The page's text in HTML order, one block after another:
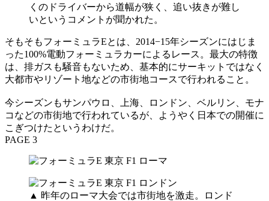
くのドライバーから道幅が狭く、追い抜きが難し
いというコメントが聞かれた。
そもそもフォーミュラEとは、2014−15年シーズンにはじま
った100%電動フォーミュラカーによるレース。最大の特徴
は、排ガスも騒音もないため、基本的にサーキットではなく
大都市やリゾート地などの市街地コースで行われること。
今シーズンもサンパウロ、上海、ロンドン、ベルリン、モナ
コなどの市街地で行われているが、ようやく日本での開催に
こぎつけたというわけだ。
PAGE 3
▲ 昨年のローマ大会では市街地を激走。ロンド